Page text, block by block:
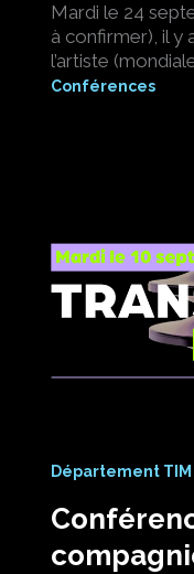
Mardi le 24
à confirmer), il y
l’artiste
Conférences
Département TIM